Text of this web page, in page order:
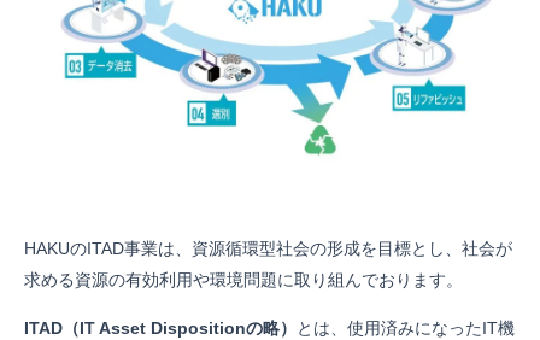
HAKUのITAD事業は、資源循環型社会の形成を目標とし、社会が
求める資源の有効利用や環境問題に取り組んでおります。
ITAD（IT Asset Dispositionの略）
とは、使用済みになったIT機